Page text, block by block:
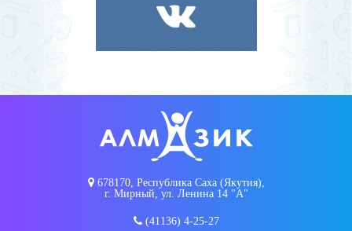
678170, Республика Саха (Якутия),
г. Мирный, ул. Ленина 14 "А"
(41136) 4-25-27